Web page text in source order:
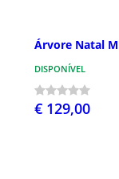
Árvore Natal
DISPONÍVEL
€ 129,00